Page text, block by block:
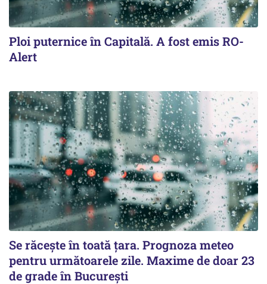
Ploi puternice în Capitală. A fost emis RO-
Alert
Se răcește în toată țara. Prognoza meteo
pentru următoarele zile. Maxime de doar 23
de grade în București